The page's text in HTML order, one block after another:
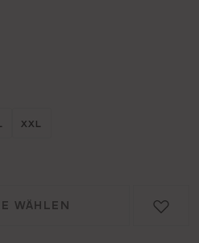
wählenwählen
Größe wählen
XXL
WÄHLEN